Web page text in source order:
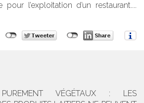
l’exploitation d’un restaurant....
PUREMENT VÉGÉTAUX : LES